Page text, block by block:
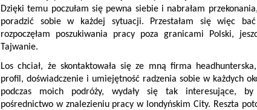
Dzięki temu poczułam się pewna siebie i nabrałam
poradzić sobie w każdej sytuacji. Przestałam się więc
rozpoczęłam poszukiwania pracy poza granicami Polski,
Tajwanie.
Los chciał, że skontaktowała się ze mną firma
profil, doświadczenie i umiejętność radzenia sobie w każdych
podczas moich podróży, wydały się tak interesujące, by
pośrednictwo w znalezieniu pracy w londyńskim City. Reszta